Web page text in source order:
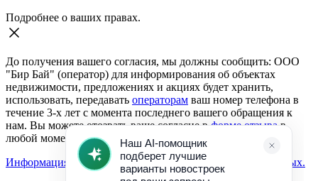
Подробнее о ваших правах.
До получения вашего согласия, мы должны сообщить: ООО
"Бир Бай" (оператор) для информирования об объектах
недвижимости, предложениях и акциях будет хранить,
использовать, передавать операторам ваш номер телефона в
течение 3-х лет с момента последнего вашего обращения к
нам. Вы можете отозвать ваше согласие вформе отзывав
любой момент.
Информация о согласии на обработку персональных данных.